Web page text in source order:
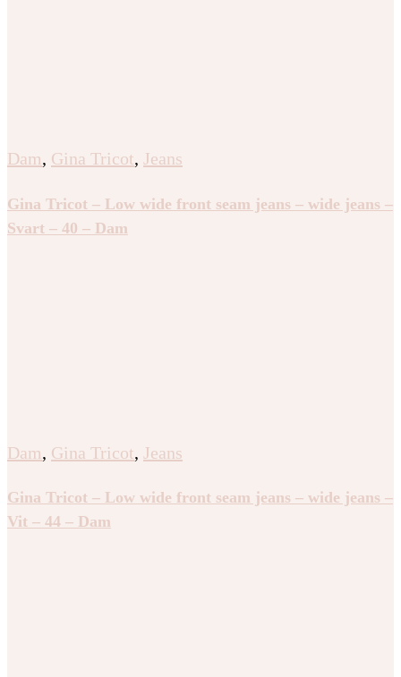
Dam, Gina Tricot, Jeans
Gina Tricot – Low wide front seam jeans – wide jeans –
Svart – 40 – Dam
Dam, Gina Tricot, Jeans
Gina Tricot – Low wide front seam jeans – wide jeans –
Vit – 44 – Dam